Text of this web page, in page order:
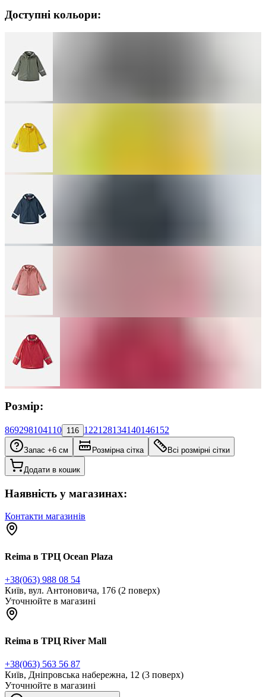
Доступні кольори:
Розмір:
869298104110 116 122128134140146152
Запас +6 см Розмірна сітка Всі розмірні сітки
Додати в кошик
Наявність у магазинах:
Контакти магазинів
Reima в ТРЦ Ocean Plaza
+38(063) 988 08 54
Київ, вул. Антоновича, 176 (2 поверх)
Уточнюйте в магазині
Reima в ТРЦ River Mall
+38(063) 563 56 87
Київ, Дніпровська набережна, 12 (3 поверх)
Уточнюйте в магазині